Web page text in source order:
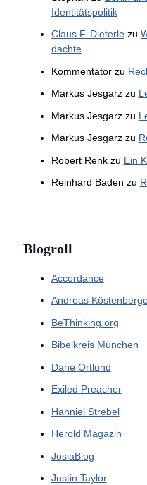
Identitätspolitik
Claus F. Dieterlezu
dachte
Kommentatorzu
Markus Jesgarzzu
Markus Jesgarzzu
Markus Jesgarzzu
Robert Renkzu Ein
Reinhard Baden zu
Blogroll
Accordance
Andreas
BeThinking.org
Bibelkreis München
Dane Ortlund
Exiled Preacher
Hanniel Strebel
Herold Magazin
JosiaBlog
Justin Taylor